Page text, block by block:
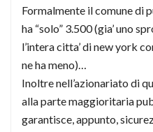
Formalmente il comune di
ha “solo” 3.500 (gia’ uno
l’intera citta’ di new york
ne ha meno)…
Inoltre nell’azionariato di
alla parte maggioritaria
garantisce, appunto,